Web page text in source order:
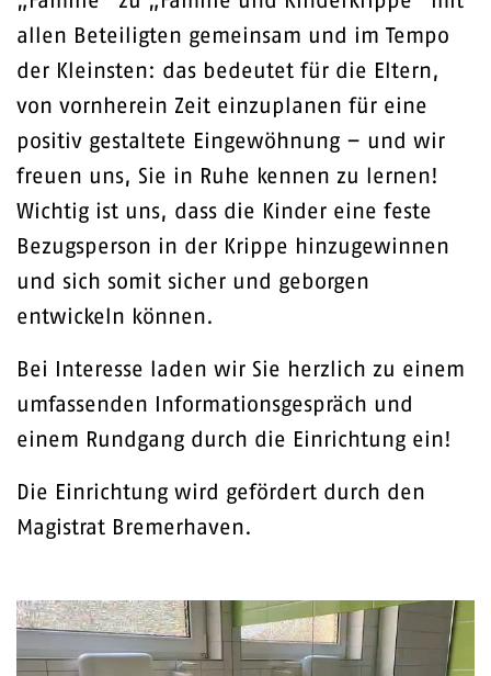
allen Beteiligten gemeinsam und im Tempo
der Kleinsten: das bedeutet für die Eltern,
von vornherein Zeit einzuplanen für eine
positiv gestaltete Eingewöhnung – und wir
freuen uns, Sie in Ruhe kennen zu lernen!
Wichtig ist uns, dass die Kinder eine feste
Bezugsperson in der Krippe hinzugewinnen
und sich somit sicher und geborgen
entwickeln können.
Bei Interesse laden wir Sie herzlich zu einem
umfassenden Informationsgespräch und
einem Rundgang durch die Einrichtung ein!
Die Einrichtung wird gefördert durch den
Magistrat Bremerhaven.